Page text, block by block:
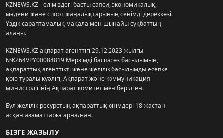
KZNEWS.KZ - еліміздегі басты саяси, экономикалық,
мәдени және спорт жаңалықтарының сенімді дереккөзі.
Үздік сараптамалық мақала мен шынайы сұқбаттың
алаңы.
KZNEWS.KZ ақпарат агенттігі 29.12.2023 жылғы
№KZ64VPY00084819 Мерзімді баспасөз басылымын,
ақпараттық агенттікті және желілік басылымды есепке
қою туралы куәлігі, Ақпарат және коммуникация
министрлігінің Ақпарат комитетімен берілген.
Бұл желілік ресурстың ақпараттық өнімдері 18 жастан
асқан азаматтарға арналған.
БІЗГЕ ЖАЗЫЛУ